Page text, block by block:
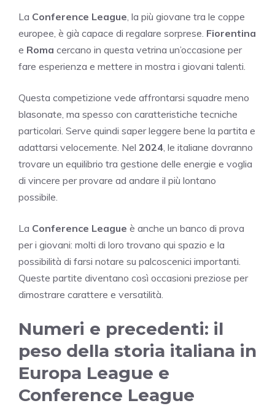
La Conference League , la più giovane tra le coppe
europee, è già capace di regalare sorprese. Fiorentina
e Roma cercano in questa vetrina un’occasione per
fare esperienza e mettere in mostra i giovani talenti.
Questa competizione vede affrontarsi squadre meno
blasonate, ma spesso con caratteristiche tecniche
particolari. Serve quindi saper leggere bene la partita e
adattarsi velocemente. Nel 2024 , le italiane dovranno
trovare un equilibrio tra gestione delle energie e voglia
di vincere per provare ad andare il più lontano
possibile.
La Conference League è anche un banco di prova
per i giovani: molti di loro trovano qui spazio e la
possibilità di farsi notare su palcoscenici importanti.
Queste partite diventano così occasioni preziose per
dimostrare carattere e versatilità.
Numeri e precedenti: il
peso della storia italiana in
Europa League e
Conference League